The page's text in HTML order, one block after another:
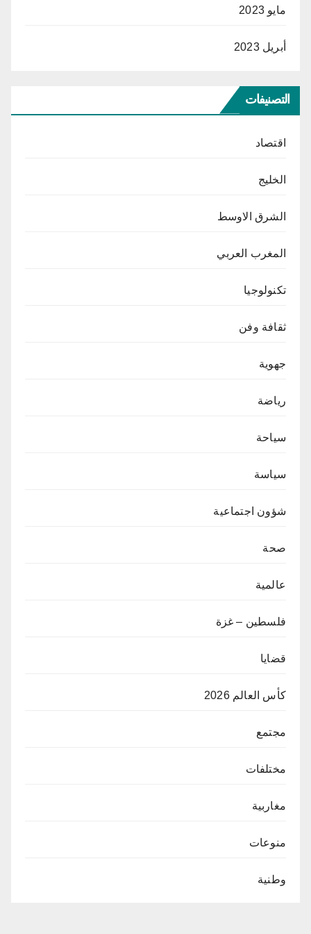
مايو 2023
أبريل 2023
التصنيفات
اقتصاد
الخليج
الشرق الاوسط
المغرب العربي
تكنولوجيا
ثقافة وفن
جهوية
رياضة
سياحة
سياسة
شؤون اجتماعية
صحة
عالمية
فلسطين – غزة
قضايا
كأس العالم 2026
مجتمع
مختلفات
مغاربية
منوعات
وطنية